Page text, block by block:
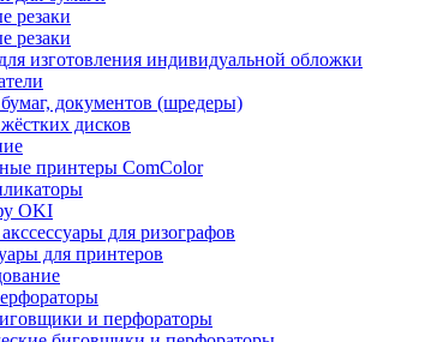
резаки
резаки
изготовления индивидуальной обложки
документов (шредеры)
дисков
принтеры ComColor
OKI
для ризографов
для принтеров
и перфораторы